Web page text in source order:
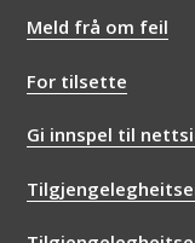
Meld frå om feil
For tilsette
Gi innspel til